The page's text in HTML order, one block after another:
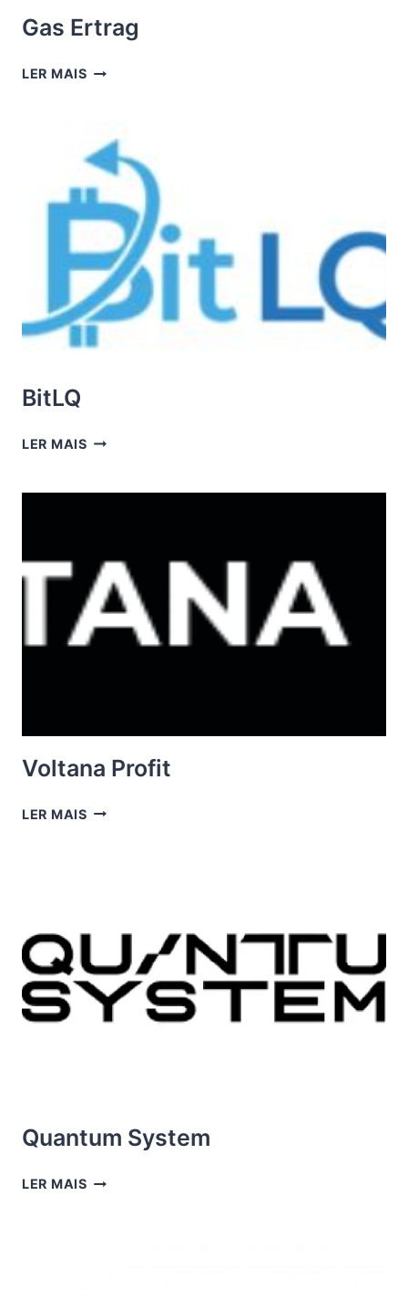
Gas Ertrag
LER MAISGAS
BitLQ
LER MAISBITLQ
Voltana Profit
LER MAISVOLTANA
Quantum System
LER MAISQUANTUM